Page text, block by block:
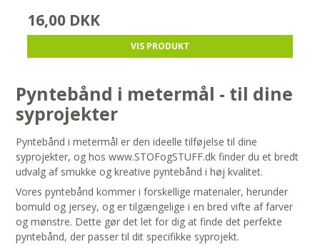
16,00 DKK
VIS PRODUKT
Pyntebånd i metermål - til dine
syprojekter
Pyntebånd i metermål er den ideelle tilføjelse til dine
syprojekter, og hos www.STOFogSTUFF.dk finder du et bredt
udvalg af smukke og kreative pyntebånd i høj kvalitet.
Vores pyntebånd kommer i forskellige materialer, herunder
bomuld og jersey, og er tilgængelige i en bred vifte af farver
og mønstre. Dette gør det let for dig at finde det perfekte
pyntebånd, der passer til dit specifikke syprojekt.